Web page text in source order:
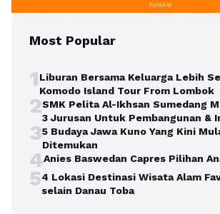
Most Popular
1Liburan Bersama Keluarga Lebih
Komodo Island Tour From Lombok
2SMK Pelita Al-Ikhsan Sumedang
3 Jurusan Untuk Pembangunan &
35 Budaya Jawa Kuno Yang Kini
Ditemukan
4Anies Baswedan Capres Pilihan
54 Lokasi Destinasi Wisata Alam
selain Danau Toba